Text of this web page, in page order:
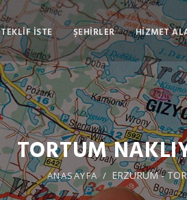
TEKLİF İSTE ŞEHİRLER HİZMET
TORTUM
ANASAYFA ERZURUM -